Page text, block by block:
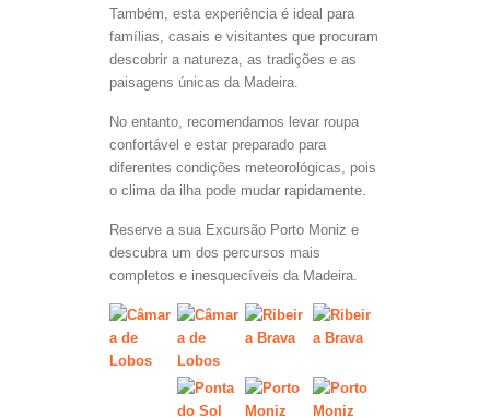
Também, esta experiência é ideal para
famílias, casais e visitantes que procuram
descobrir a natureza, as tradições e as
paisagens únicas da Madeira.
No entanto, recomendamos levar roupa
confortável e estar preparado para
diferentes condições meteorológicas, pois
o clima da ilha pode mudar rapidamente.
Reserve a sua Excursão Porto Moniz e
descubra um dos percursos mais
completos e inesquecíveis da Madeira.